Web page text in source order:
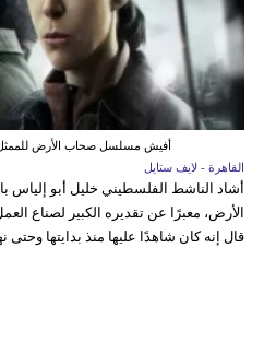
أفيش مسلسل صحاب الأرض للممثل
القاهرة - لايف ستايل
أشاد الناشط الفلسطيني خليل أبو
الأرض، معبرًا عن تقديره الكبير لصناع
قال إنه كان شاهدًا عليها منذ بدايتها